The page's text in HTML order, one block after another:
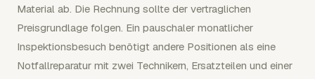
Material ab. Die Rechnung sollte der vertraglichen
Preisgrundlage folgen. Ein pauschaler monatlicher
Inspektionsbesuch benötigt andere Positionen als eine
Notfallreparatur mit zwei Technikern, Ersatzteilen und einer